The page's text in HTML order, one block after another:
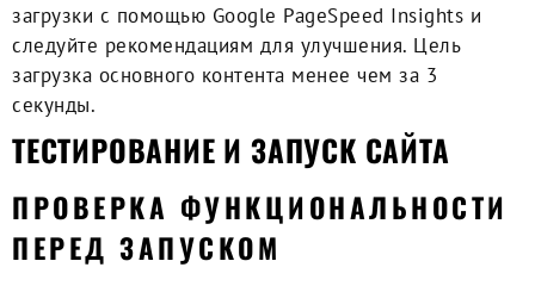
загрузки с помощью Google PageSpeed Insights и
следуйте рекомендациям для улучшения. Цель
загрузка основного контента менее чем за 3
секунды.
ТЕСТИРОВАНИЕ И ЗАПУСК САЙТА
ПРОВЕРКА ФУНКЦИОНАЛЬНОСТИ
ПЕРЕД ЗАПУСКОМ